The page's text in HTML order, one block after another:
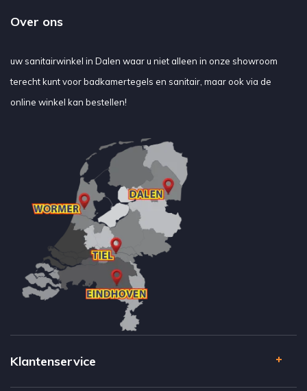
Over ons
uw sanitairwinkel in Dalen waar u niet alleen in onze showroom
terecht kunt voor badkamertegels en sanitair, maar ook via de
online winkel kan bestellen!
Klantenservice